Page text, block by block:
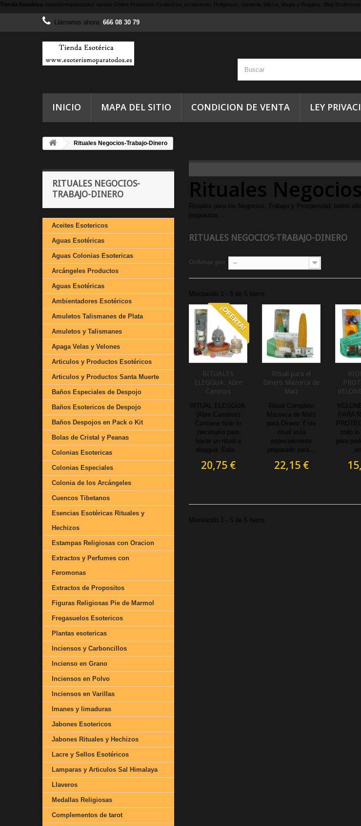
Tienda Esotérica esoterismoparatodos ventas Online Productos Esotericos, esoterismo, Religiosos, Santeria, Wicca, Magia y Regalos, Blog Esotericos.
Llámanos ahora: 666 08 30 79
INICIO MAPA DEL SITIO CONDICION DE VENTA LEY
Rituales Negocios-Trabajo-Dinero
RITUALES NEGOCIOS-
TRABAJO-DINERO
Aceites Esotericos
Aguas Esotéricas
Aguas Colonias Esotericas
Arcángeles Productos
Aguas Esotéricas
Ambientadores Esotéricos
Amuletos Talismanes de Plata
Amuletos y Talismanes
Apaga Velas y Velones
Articulos y Productos Esotéricos
Articulos y Productos Santa Muerte
Baños Especiales de Despojo
Baños Esotericos de Despojo
Baños Despojos en Pack o Kit
Bolas de Cristal y Peanas
Colonias Esotericas
Colonias Especiales
Colonia de los Arcángeles
Cuencos Tibetanos
Esencias Esotéricas Rituales y
Hechizos
Estampas Religiosas con Oracion
Extractos y Perfumes con
Feromonas
Extractos de Propositos
Figuras Religiosas Pie de Marmol
Fregasuelos Esotericos
Plantas esotericas
Inciensos y Carboncillos
Incienso en Grano
Inciensos en Polvo
Inciensos en Varillas
Imanes y limaduras
Jabones Esotericos
Jabones Rituales y Hechizos
Lacre y Sellos Esotéricos
Lamparas y Articulos Sal Himalaya
Llaveros
Medallas Religiosas
Complementos de tarot
Rituales
Rituales para los Negocios, Trabajo y Prosperidad, todos
propositos...
RITUALES NEGOCIOS-TRABAJO-DINERO
Ordenar por --
Mostrando 1 - 5 de 5 items
¡OFERTA!
RITUALES
ELEGGUA: Abre
Caminos
RITUAL ELEGGUA:
(Abre Caminos)
Contiene todo lo
necesario para
hacer un ritual a
eleggua. Este...
20,75 €
Ritual para el
Dinero Mazorca de
Maiz
Ritual Completo
Mazorca de Maíz
para Dinero : Este
ritual está
especialmente
preparado para...
22,15 €
PARA
todo
para
Mostrando 1 - 5 de 5 items